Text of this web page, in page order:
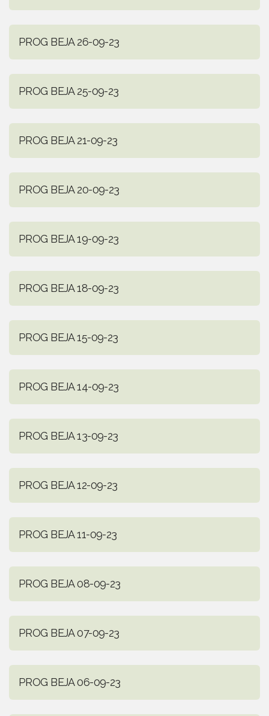
PROG BEJA 26-09-23
PROG BEJA 25-09-23
PROG BEJA 21-09-23
PROG BEJA 20-09-23
PROG BEJA 19-09-23
PROG BEJA 18-09-23
PROG BEJA 15-09-23
PROG BEJA 14-09-23
PROG BEJA 13-09-23
PROG BEJA 12-09-23
PROG BEJA 11-09-23
PROG BEJA 08-09-23
PROG BEJA 07-09-23
PROG BEJA 06-09-23